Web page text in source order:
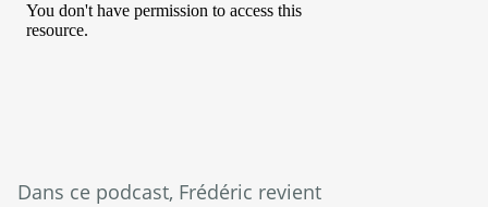
Dans ce podcast, Frédéric revient